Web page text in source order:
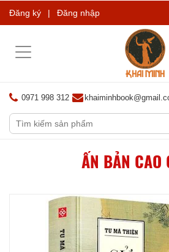
Đăng ký | Đăng nhập
Toggle
0971 998 312
ẤN BẢN CAO